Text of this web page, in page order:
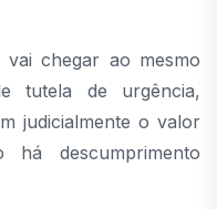
vai chegar ao mesmo
tutela de urgência,
judicialmente o valor
há descumprimento